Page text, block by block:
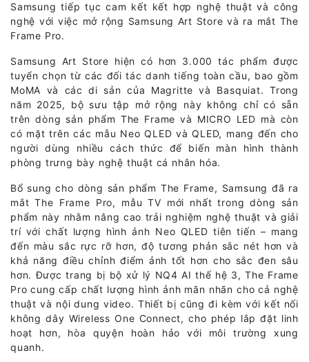
Samsung tiếp tục cam kết kết hợp nghệ thuật và công
nghệ với việc mở rộng Samsung Art Store và ra mắt The
Frame Pro.
Samsung Art Store hiện có hơn 3.000 tác phẩm được
tuyển chọn từ các đối tác danh tiếng toàn cầu, bao gồm
MoMA và các di sản của Magritte và Basquiat. Trong
năm 2025, bộ sưu tập mở rộng này không chỉ có sẵn
trên dòng sản phẩm The Frame và MICRO LED mà còn
có mặt trên các mẫu Neo QLED và QLED, mang đến cho
người dùng nhiều cách thức để biến màn hình thành
phòng trưng bày nghệ thuật cá nhân hóa.
Bổ sung cho dòng sản phẩm The Frame, Samsung đã ra
mắt The Frame Pro, mẫu TV mới nhất trong dòng sản
phẩm này nhằm nâng cao trải nghiệm nghệ thuật và giải
trí với chất lượng hình ảnh Neo QLED tiên tiến – mang
đến màu sắc rực rỡ hơn, độ tương phản sắc nét hơn và
khả năng điều chỉnh điểm ảnh tốt hơn cho sắc đen sâu
hơn. Được trang bị bộ xử lý NQ4 AI thế hệ 3, The Frame
Pro cung cấp chất lượng hình ảnh mãn nhãn cho cả nghệ
thuật và nội dung video. Thiết bị cũng đi kèm với kết nối
không dây Wireless One Connect, cho phép lắp đặt linh
hoạt hơn, hòa quyện hoàn hảo với môi trường xung
quanh.